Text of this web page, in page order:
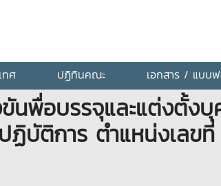
ทศ ปฏิทินคณะ เอกสาร / แบบ
นพื่อบรรจุและแต่งตั้ง
บัติการ ตำแหน่งเลข